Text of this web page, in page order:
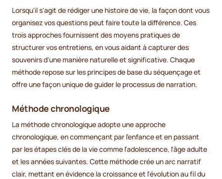
Lorsqu'il s'agit de rédiger une histoire de vie, la façon dont vous
organisez vos questions peut faire toute la différence. Ces
trois approches fournissent des moyens pratiques de
structurer vos entretiens, en vous aidant à capturer des
souvenirs d'une manière naturelle et significative. Chaque
méthode repose sur les principes de base du séquençage et
offre une façon unique de guider le processus de narration.
Méthode chronologique
La méthode chronologique adopte une approche
chronologique, en commençant par l'enfance et en passant
par les étapes clés de la vie comme l'adolescence, l'âge adulte
et les années suivantes. Cette méthode crée un arc narratif
clair, mettant en évidence la croissance et l'évolution au fil du